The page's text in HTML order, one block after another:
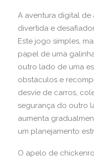
A aventura digital de
divertida e
Este jogo simples,
papel de uma
outro lado de uma
obstáculos e
desvie de carros,
segurança do outro
aumenta
um planejamento
O apelo de